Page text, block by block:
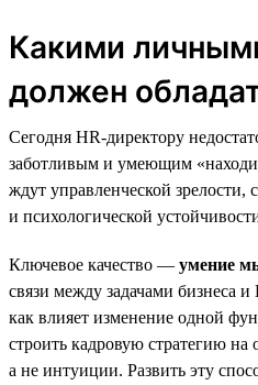
Какими
должен
Сегодня HR-директору
заботливым и умеющим
ждут управленческой
и психологической
Ключевое качество — умение
связи между задачами бизнеса
как влияет изменение одной
строить кадровую стратегию на
а не интуиции. Развить эту